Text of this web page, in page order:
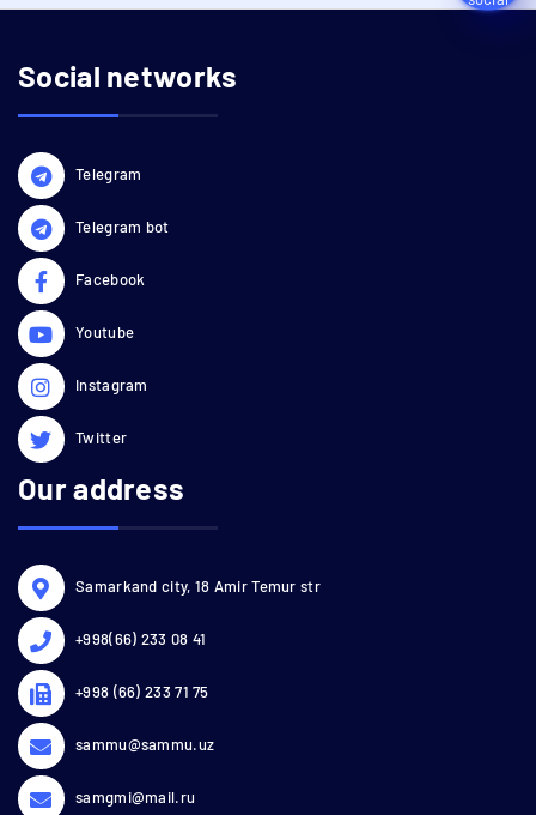
Social networks
Telegram
Telegram bot
Facebook
Youtube
Instagram
Twitter
Our address
Samarkand city, 18 Amir Temur str
+998(66) 233 08 41
+998 (66) 233 71 75
sammu@sammu.uz
samgmi@mail.ru